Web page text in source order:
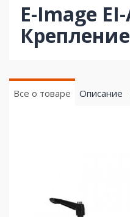
E-Image
Крепление
Все о товаре Описание